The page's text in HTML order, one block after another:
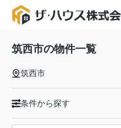
筑西市の物件一覧
筑西市
条件から探す